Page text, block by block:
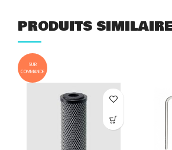
PRODUITS
SUR
COMMANDE